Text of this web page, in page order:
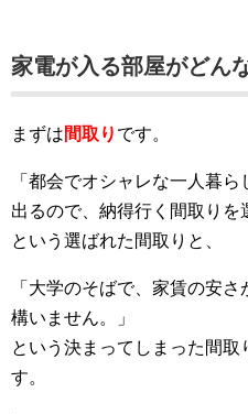
家電が入る部屋がどん
まずは間取り です。
「都会でオシャレな一人暮
出るので、納得行く間取りを
という選ばれた間取りと、
「大学のそばで、家賃の安
構いません。」
という決まってしまった間取
す。